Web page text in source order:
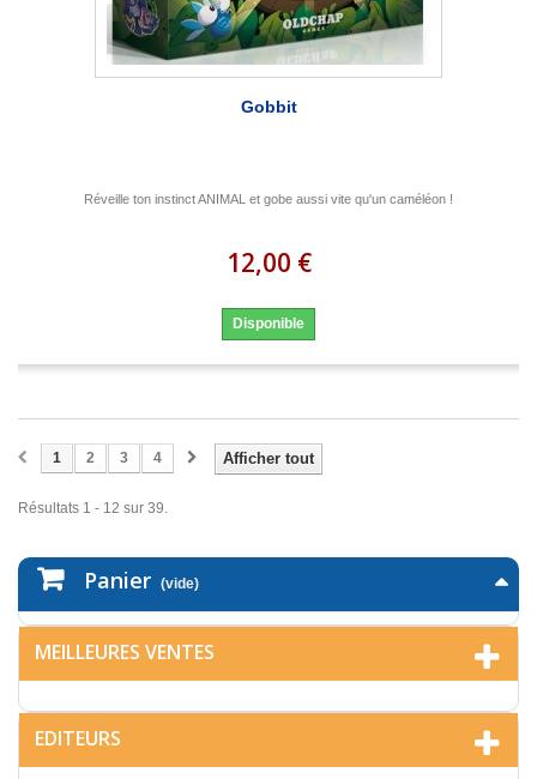
Gobbit
Réveille ton instinct ANIMAL et gobe aussi vite qu'un caméléon !
12,00 €
Disponible
Afficher tout
1 2 3 4
Résultats 1 - 12 sur 39.
Panier (vide)
MEILLEURES VENTES
EDITEURS